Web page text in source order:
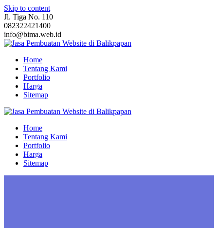
Skip to content
Jl. Tiga No. 110
082322421400
info@bima.web.id
Home
Tentang Kami
Portfolio
Harga
Sitemap
Home
Tentang Kami
Portfolio
Harga
Sitemap